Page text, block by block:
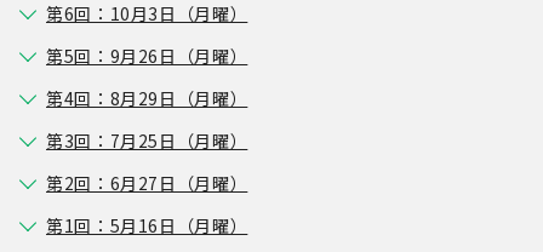
第6回：10月3日（月曜）
第5回：9月26日（月曜）
第4回：8月29日（月曜）
第3回：7月25日（月曜）
第2回：6月27日（月曜）
第1回：5月16日（月曜）